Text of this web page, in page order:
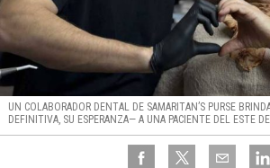
UN COLABORADOR DENTAL DE SAMARITAN’S PURSE
DEFINITIVA, SU ESPERANZA— A UNA PACIENTE DEL ESTE DE